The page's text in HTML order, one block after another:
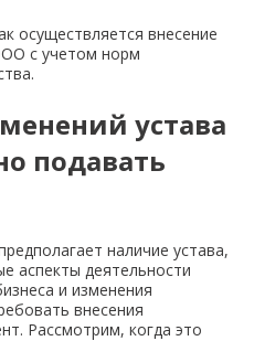
осуществляется внесение
с учетом норм
устава
подавать
наличие устава,
аспекты деятельности
и изменения
внесения
Рассмотрим, когда это